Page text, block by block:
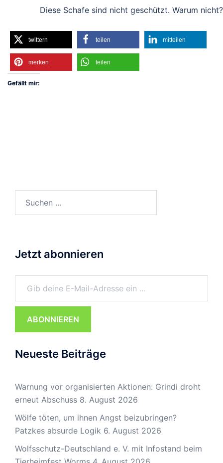
Diese Schafe sind nicht geschützt. Warum nicht?
twittern teilen mitteilen
merken teilen
Gefällt mir:
nach:
Jetzt abonnieren
Gib deine E-Mail-Adresse ein ...
ABONNIEREN
Neueste Beiträge
Warnung vor organisierten Aktionen: Grindi droht
erneut Abschuss 8. August 2026
Wölfe töten, um ihnen Angst beizubringen?
Patzkes absurde Logik 6. August 2026
Wolfsschutz-Deutschland e. V. mit Infostand beim